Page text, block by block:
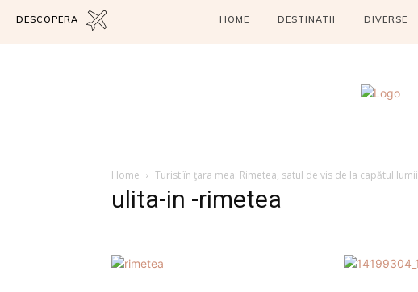
DESCOPERA HOME DESTINATII DIVERSE
Home Turist în ţara mea: Rimetea, satul de vis de la capătul lumii
ulita-in -rimetea